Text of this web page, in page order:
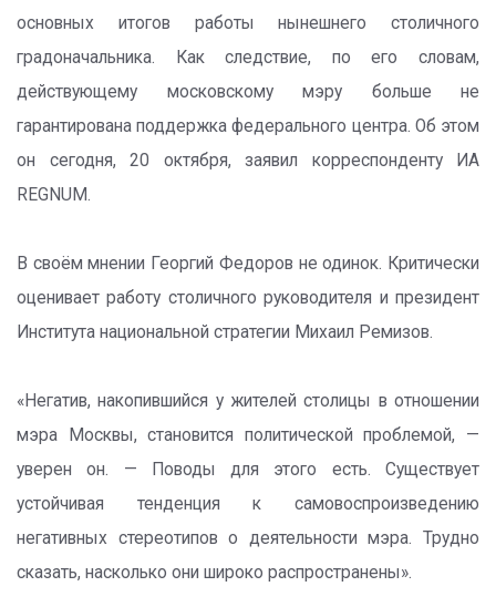
основных итогов работы нынешнего столичного
градоначальника. Как следствие, по его словам,
действующему московскому мэру больше не
гарантирована поддержка федерального центра. Об этом
он сегодня, 20 октября, заявил корреспонденту ИА
REGNUM.
В своём мнении Георгий Федоров не одинок. Критически
оценивает работу столичного руководителя и президент
Института национальной стратегии Михаил Ремизов.
«Негатив, накопившийся у жителей столицы в отношении
мэра Москвы, становится политической проблемой, —
уверен он. — Поводы для этого есть. Существует
устойчивая тенденция к самовоспроизведению
негативных стереотипов о деятельности мэра. Трудно
сказать, насколько они широко распространены».